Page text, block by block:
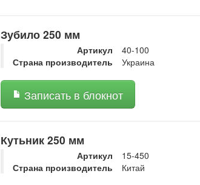
Зубило 250 мм
Артикул
40-100
Страна производитель
Украина
Записать в блокнот
Кутьник 250 мм
Артикул
15-450
Страна производитель
Китай